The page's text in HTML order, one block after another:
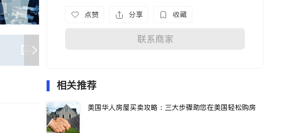
点赞 分享 收藏
联系商家
相关推荐
美国华人房屋买卖攻略：三大步骤助您在美国轻松购房